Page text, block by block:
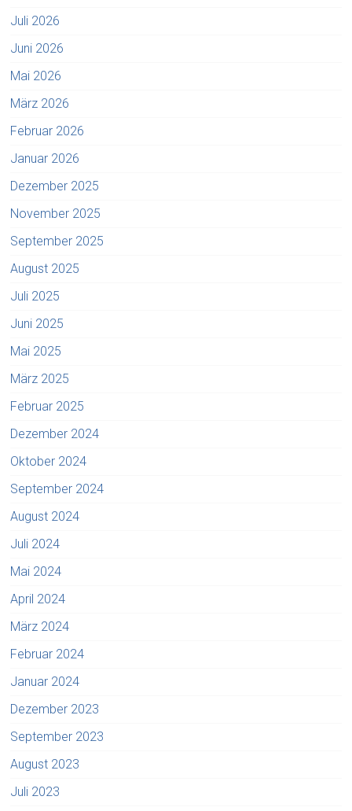
Juli 2026
Juni 2026
Mai 2026
März 2026
Februar 2026
Januar 2026
Dezember 2025
November 2025
September 2025
August 2025
Juli 2025
Juni 2025
Mai 2025
März 2025
Februar 2025
Dezember 2024
Oktober 2024
September 2024
August 2024
Juli 2024
Mai 2024
April 2024
März 2024
Februar 2024
Januar 2024
Dezember 2023
September 2023
August 2023
Juli 2023